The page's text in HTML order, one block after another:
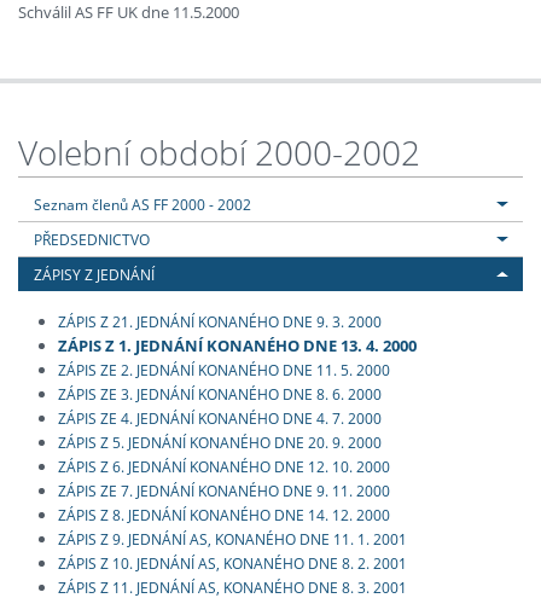
Schválil AS FF UK dne 11.5.2000
Volební období 2000-2002
Seznam členů AS FF 2000 - 2002
PŘEDSEDNICTVO
ZÁPISY Z JEDNÁNÍ
ZÁPIS Z 21. JEDNÁNÍ KONANÉHO DNE 9. 3. 2000
ZÁPIS Z 1. JEDNÁNÍ KONANÉHO DNE 13. 4. 2000
ZÁPIS ZE 2. JEDNÁNÍ KONANÉHO DNE 11. 5. 2000
ZÁPIS ZE 3. JEDNÁNÍ KONANÉHO DNE 8. 6. 2000
ZÁPIS ZE 4. JEDNÁNÍ KONANÉHO DNE 4. 7. 2000
ZÁPIS Z 5. JEDNÁNÍ KONANÉHO DNE 20. 9. 2000
ZÁPIS Z 6. JEDNÁNÍ KONANÉHO DNE 12. 10. 2000
ZÁPIS ZE 7. JEDNÁNÍ KONANÉHO DNE 9. 11. 2000
ZÁPIS Z 8. JEDNÁNÍ KONANÉHO DNE 14. 12. 2000
ZÁPIS Z 9. JEDNÁNÍ AS, KONANÉHO DNE 11. 1. 2001
ZÁPIS Z 10. JEDNÁNÍ AS, KONANÉHO DNE 8. 2. 2001
ZÁPIS Z 11. JEDNÁNÍ AS, KONANÉHO DNE 8. 3. 2001